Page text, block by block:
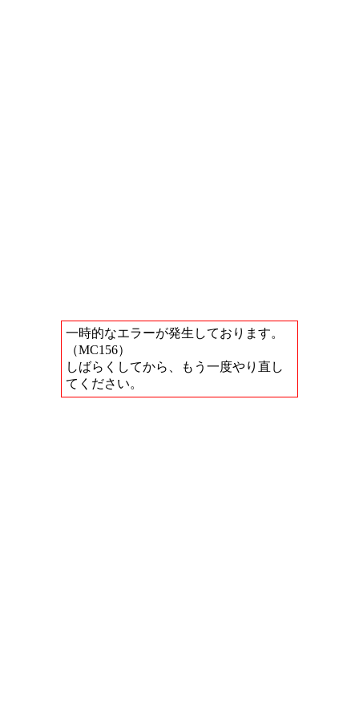
一時的なエラーが発生しております。
（MC156）
しばらくしてから、もう一度やり直し
てください。